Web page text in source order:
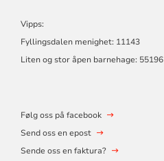
Vipps:
Fyllingsdalen menighet: 11143
Liten og stor åpen barnehage: 55196
Følg oss på facebook
Send oss en epost
Sende oss en faktura?